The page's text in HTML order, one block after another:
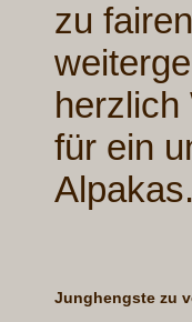
zu
herzlich
für ein
Junghengste zu